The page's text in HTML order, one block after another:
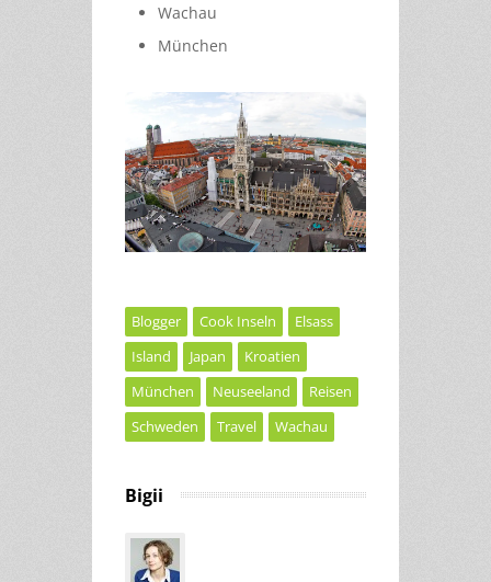
Wachau
München
Blogger Cook Inseln
Elsass
Island
Japan
Kroatien
München
Neuseeland
Reisen
Schweden
Travel Wachau
Bigii